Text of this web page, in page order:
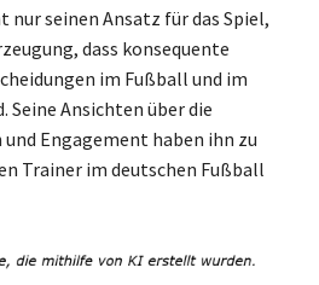
seinen Ansatz für das Spiel,
dass konsequente
im Fußball und im
Seine Ansichten über die
Engagement haben ihn zu
Trainer im deutschen Fußball